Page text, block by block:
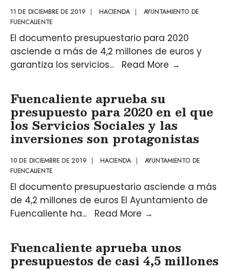
11 DE DICIEMBRE DE 2019 HACIENDA
AYUNTAMIENTO DE
FUENCALIENTE
El documento presupuestario para 2020
asciende a más de 4,2 millones de euros y
garantiza los servicios... Read More →
Fuencaliente aprueba su
presupuesto para 2020 en el que
los Servicios Sociales y las
inversiones son protagonistas
10 DE DICIEMBRE DE 2019 HACIENDA
AYUNTAMIENTO DE
FUENCALIENTE
El documento presupuestario asciende a más
de 4,2 millones de euros El Ayuntamiento de
Fuencaliente ha... Read More →
Fuencaliente aprueba unos
presupuestos de casi 4,5 millones